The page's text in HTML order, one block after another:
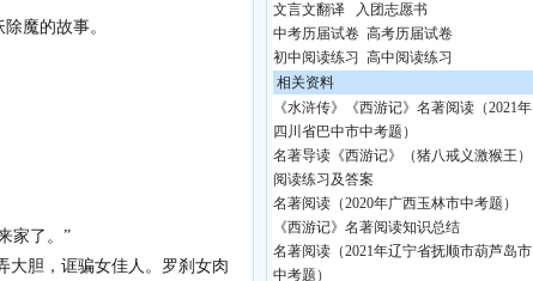
魔的故事。
家了。”
大胆，诓骗女佳人。罗刹女肉
文言文翻译
入团志愿书
中考历届试卷 高考历届试卷
初中阅读练习
高中阅读练习
相关资料
《水浒传》《西游记》名著阅读（2021年
四川省巴中市中考题）
名著导读《西游记》（猪八戒义激猴王）
阅读练习及答案
名著阅读（2020年广西玉林市中考题）
《西游记》名著阅读知识总结
名著阅读（2021年辽宁省抚顺市葫芦岛市
中考题）